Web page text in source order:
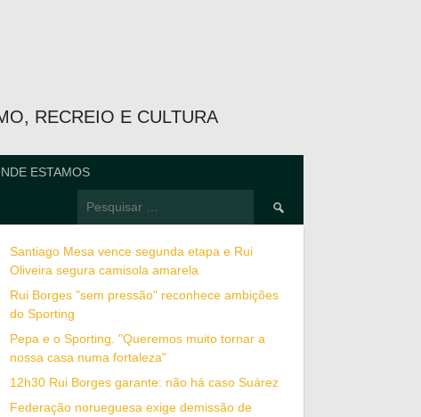
RECREIO E CULTURA
ESTAMOS
Pesquisar
Santiago Mesa vence segunda etapa e Rui
Oliveira segura camisola amarela
Rui Borges "sem pressão" reconhece ambições
do Sporting
Pepa e o Sporting. "Queremos muito tornar a
nossa casa numa fortaleza"
12h30 Rui Borges garante: não há caso Suárez
Federação norueguesa exige demissão de